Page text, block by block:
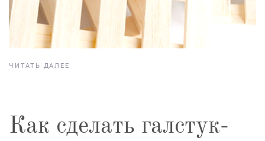
ЧИТАТЬ ДАЛЕЕ
Как сделать галстук-